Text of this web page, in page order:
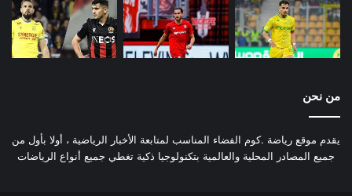
من نحن
يقدم موقع رياضة .كوم الفضاء المناسب لمتابعة الأخبار الرياضية ، أولا بأول من
جميع المصادر المحلية والعالمية بتكنولوجيا ذكية تغطي جميع أنواع الرياضات